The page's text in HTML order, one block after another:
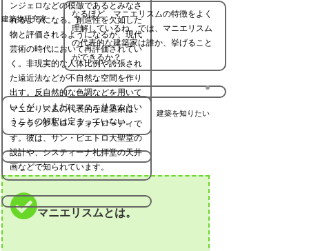
ンジェロなどの模倣であるとみなさ
れるようになる。創造性を欠如した
物と評価されるようになるが、現代
芸術の時代において再評価されてい
く。非現実的な人体比例や誇張され
た遠近法などが不自然な空間を作り
出す。反自然的な色調などを用いて
いくが、いまだにマニエリスムとい
うことの解釈は定まっていない。
建築物研究家
なるほど、マニエリスムの特徴をよく
理解しているね。では、マニエリスム
の代表的な建築家は誰か、挙げること
ができるか？
建築を知りたい
マニエリスムの代表的な建築家は、
ミケランジェロ・ブォナローティで
す。彼は、サン・ピエトロ大聖堂の
設計や、システィーナ礼拝堂の天井
画などで知られています。
マニエリスムとは。